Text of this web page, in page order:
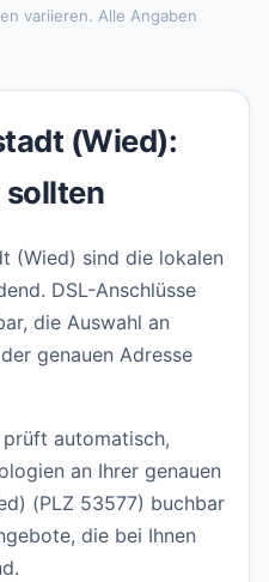
variieren. Alle Angaben
(Wied):
sollten
(Wied) sind die lokalen
DSL-Anschlüsse
die Auswahl an
genauen Adresse
automatisch,
an Ihrer genauen
(PLZ 53577) buchbar
die bei Ihnen